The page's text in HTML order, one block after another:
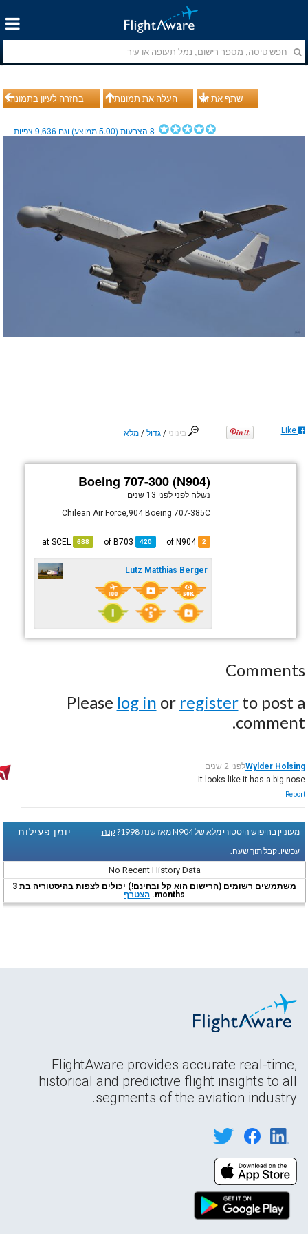
בחזרה לעיון בתמונות העלה את תמונותיך שתף את זה
8הצבעות (5.00ממוצע) וגם 9,636צפיות
בינוני /גדול /מלא Like
Boeing 707-300 (N904)
נשלח לפני לפני 13 שנים
Chilean Air Force,904 Boeing 707-385C
2
of N904
420
B703
688
SCEL
Lutz Matthias Berger
Comments
Please log in or registerto post a
comment.
Wylder Holsingלפני 2 שנים
It looks like it has a big nose
Report
יומן פעילות מעוניין בחיפוש היסטורי מלא של N904 מאז שנת 1998?
קנה
עכשיו. קבל תוך שעה.
No Recent History Data
משתמשים רשומים (הרישום הוא קל ובחינם!) יכולים לצפות בהיסטוריה בת 3
months. הצטרף
FlightAware provides accurate real-time,
historical and predictive flight insights to all
segments of the aviation industry.